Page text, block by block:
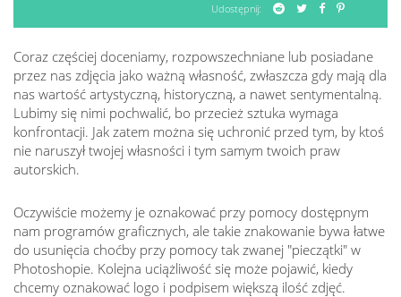
Udostępnij:
Coraz częściej doceniamy, rozpowszechniane lub posiadane
przez nas zdjęcia jako ważną własność, zwłaszcza gdy mają dla
nas wartość artystyczną, historyczną, a nawet sentymentalną.
Lubimy się nimi pochwalić, bo przecież sztuka wymaga
konfrontacji. Jak zatem można się uchronić przed tym, by ktoś
nie naruszył twojej własności i tym samym twoich praw
autorskich.
Oczywiście możemy je oznakować przy pomocy dostępnym
nam programów graficznych, ale takie znakowanie bywa łatwe
do usunięcia choćby przy pomocy tak zwanej "pieczątki" w
Photoshopie. Kolejna uciążliwość się może pojawić, kiedy
chcemy oznakować logo i podpisem większą ilość zdjęć.